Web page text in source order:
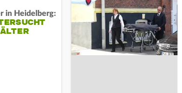
in Heidelberg: